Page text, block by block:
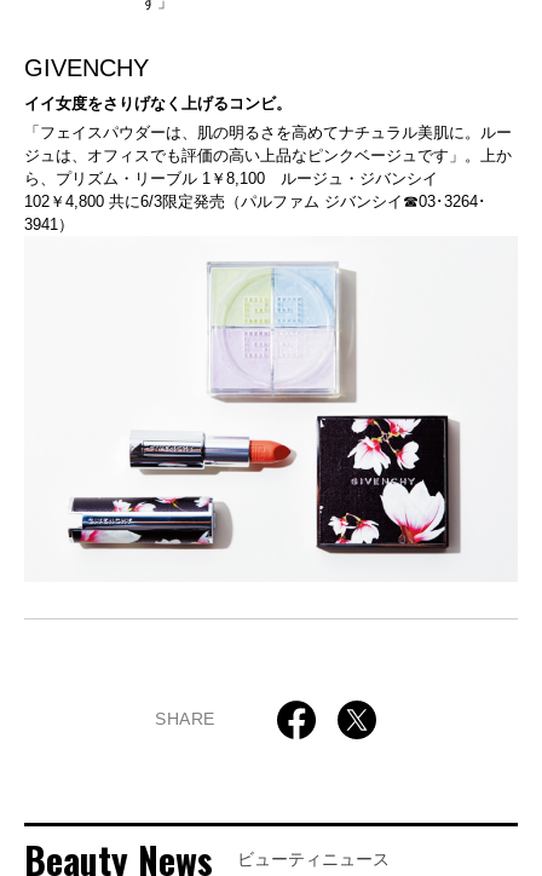
GIVENCHY
イイ女度をさりげなく上げるコンビ。
「フェイスパウダーは、肌の明るさを高めてナチュラル美肌に。ルー
ジュは、オフィスでも評価の高い上品なピンクベージュです」。上か
ら、プリズム・リーブル 1￥8,100 ルージュ・ジバンシイ
102￥4,800 共に6/3限定発売（パルファム ジバンシイ☎03･3264･
3941）
SHARE
Beauty News ビューティニュース